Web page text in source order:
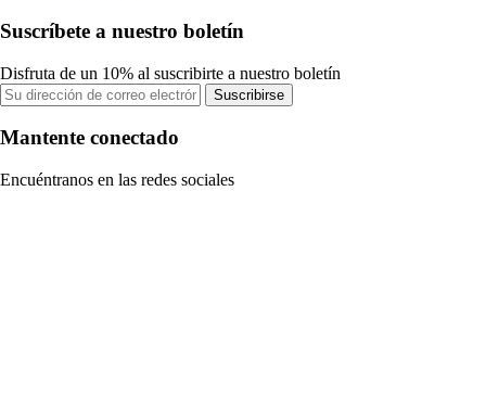
Suscríbete a nuestro boletín
Disfruta de un 10% al suscribirte a nuestro boletín
Suscribirse
Mantente conectado
Encuéntranos en las redes sociales